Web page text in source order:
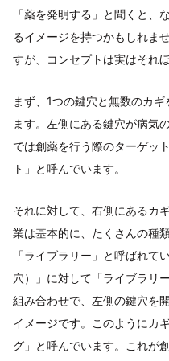
「薬を発明する」と聞くと、
るイメージを持つかもしれま
すが、コンセプトは実はそれ
まず、1つの鍵穴と無数のカ
ます。左側にある鍵穴が病気
では創薬を行う際のターゲッ
ト」と呼んでいます。
それに対して、右側にあるカ
業は基本的に、たくさんの種
「ライブラリー」と呼ばれて
穴）」に対して「ライブラリ
組み合わせで、左側の鍵穴を
イメージです。このようにカ
グ」と呼んでいます。これが